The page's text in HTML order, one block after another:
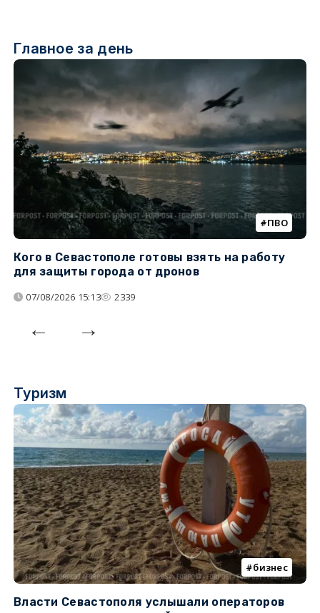
Главное за день
ПВО
Кого в Севастополе готовы взять на работу
для защиты города от дронов
07/08/2026 15:13 2339
Туризм
бизнес
Власти Севастополя услышали операторов